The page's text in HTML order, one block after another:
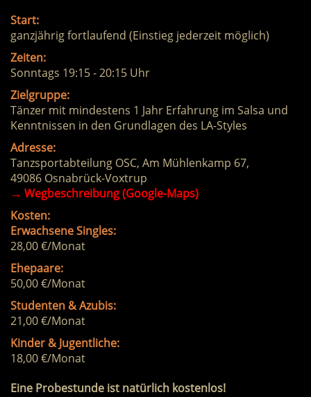
Start:
ganzjährig fortlaufend (Einstieg jederzeit möglich)
Zeiten:
Sonntags 19:15 - 20:15 Uhr
Zielgruppe:
Tänzer mit mindestens 1 Jahr Erfahrung im Salsa und
Kenntnissen in den Grundlagen des LA-Styles
Adresse:
Tanzsportabteilung OSC, Am Mühlenkamp 67,
49086 Osnabrück-Voxtrup
→ Wegbeschreibung (Google-Maps)
Kosten:
Erwachsene Singles:
28,00 €/Monat
Ehepaare:
50,00 €/Monat
Studenten & Azubis:
21,00 €/Monat
Kinder & Jugentliche:
18,00 €/Monat
Eine Probestunde ist natürlich kostenlos!